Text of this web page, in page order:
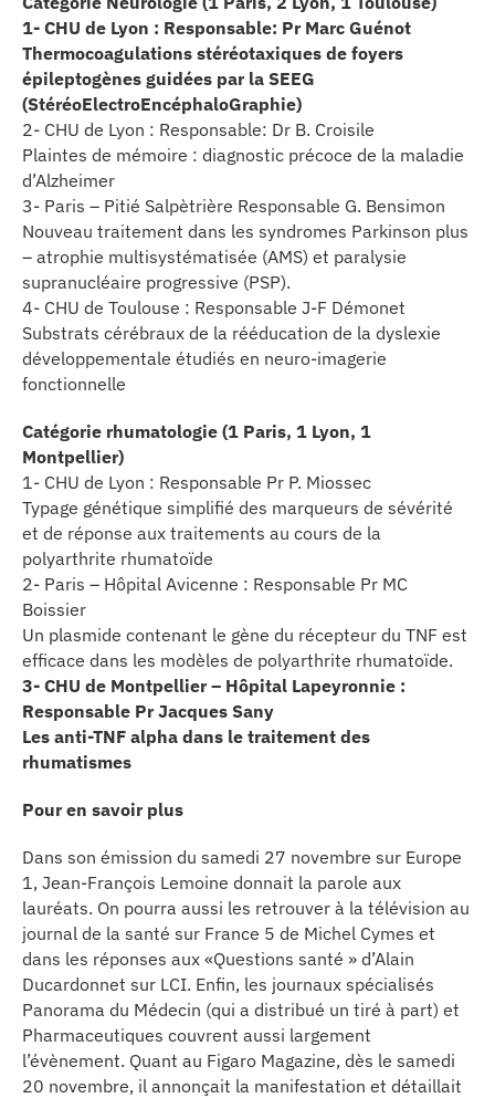
1- CHU de Lyon : Responsable: Pr Marc Guénot
Thermocoagulations stéréotaxiques de foyers
épileptogènes guidées par la SEEG
(StéréoElectroEncéphaloGraphie)
2- CHU de Lyon : Responsable: Dr B. Croisile
Plaintes de mémoire : diagnostic précoce de la maladie
d’Alzheimer
3- Paris – Pitié Salpètrière Responsable G. Bensimon
Nouveau traitement dans les syndromes Parkinson plus
– atrophie multisystématisée (AMS) et paralysie
supranucléaire progressive (PSP).
4- CHU de Toulouse : Responsable J-F Démonet
Substrats cérébraux de la rééducation de la dyslexie
développementale étudiés en neuro-imagerie
fonctionnelle
Catégorie rhumatologie (1 Paris, 1 Lyon, 1
Montpellier)
1- CHU de Lyon : Responsable Pr P. Miossec
Typage génétique simplifié des marqueurs de sévérité
et de réponse aux traitements au cours de la
polyarthrite rhumatoïde
2- Paris – Hôpital Avicenne : Responsable Pr MC
Boissier
Un plasmide contenant le gène du récepteur du TNF est
efficace dans les modèles de polyarthrite rhumatoïde.
3- CHU de Montpellier – Hôpital Lapeyronnie :
Responsable Pr Jacques Sany
Les anti-TNF alpha dans le traitement des
rhumatismes
Pour en savoir plus
Dans son émission du samedi 27 novembre sur Europe
1, Jean-François Lemoine donnait la parole aux
lauréats. On pourra aussi les retrouver à la télévision au
journal de la santé sur France 5 de Michel Cymes et
dans les réponses aux «Questions santé » d’Alain
Ducardonnet sur LCI. Enfin, les journaux spécialisés
Panorama du Médecin (qui a distribué un tiré à part) et
Pharmaceutiques couvrent aussi largement
l’évènement. Quant au Figaro Magazine, dès le samedi
20 novembre, il annonçait la manifestation et détaillait